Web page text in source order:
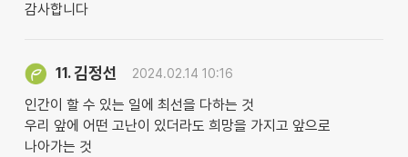
감사합니다
11.김정선 2024.02.14 10:16
인간이 할 수 있는 일에 최선을 다하는 것
우리 앞에 어떤 고난이 있더라도 희망을 가지고 앞으로
나아가는 것